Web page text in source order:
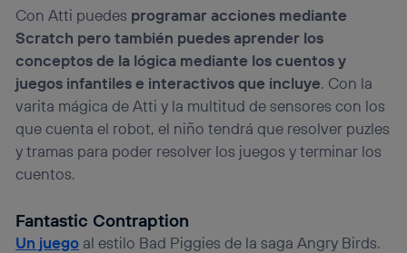
Con Atti puedes programar acciones mediante
Scratch pero también puedes aprender los
conceptos de la lógica mediante los cuentos y
juegos infantiles e interactivos que incluye. Con la
varita mágica de Atti y la multitud de sensores con los
que cuenta el robot, el niño tendrá que resolver puzles
y tramas para poder resolver los juegos y terminar los
cuentos.
Fantastic Contraption
Un juego al estilo Bad Piggies de la saga Angry Birds.